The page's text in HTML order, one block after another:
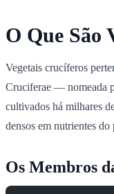
O Que São
Vegetais crucíferos
Cruciferae — nomeada
cultivados há milhares
densos em nutrientes do
Os Membros